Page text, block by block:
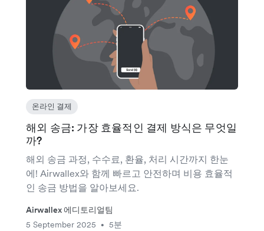
온라인 결제
해외 송금: 가장 효율적인 결제 방식은 무엇일
까?
해외 송금 과정, 수수료, 환율, 처리 시간까지 한눈
에! Airwallex와 함께 빠르고 안전하며 비용 효율적
인 송금 방법을 알아보세요.
Airwallex 에디토리얼팀
5 September 2025
• 5분